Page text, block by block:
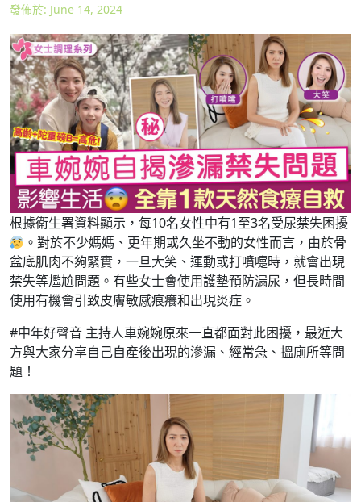
發佈於: June 14, 2024
根據衞生署資料顯示，每10名女性中有1至3名受尿禁失困擾
。對於不少媽媽、更年期或久坐不動的女性而言，由於骨
盆底肌肉不夠緊實，一旦大笑、運動或打噴嚏時，就會出現
禁失等尷尬問題。有些女士會使用護墊預防漏尿，但長時間
使用有機會引致皮膚敏感痕癢和出現炎症。
#中年好聲音 主持人車婉婉原來一直都面對此困擾，最近大
方與大家分享自己自產後出現的滲漏、經常急、搵廁所等問
題！